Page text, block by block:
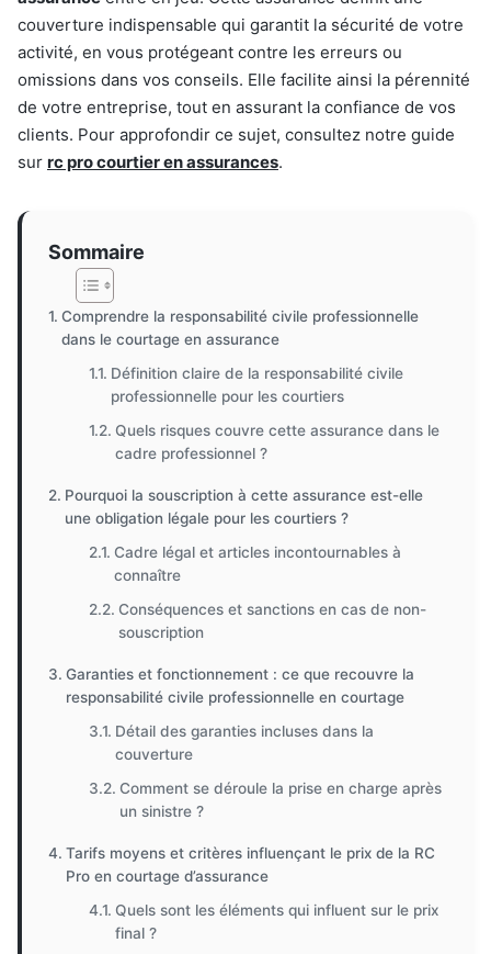
couverture indispensable qui garantit la sécurité de votre
activité, en vous protégeant contre les erreurs ou
omissions dans vos conseils. Elle facilite ainsi la pérennité
de votre entreprise, tout en assurant la confiance de vos
clients. Pour approfondir ce sujet, consultez notre guide
sur rc pro courtier en assurances.
Sommaire
Comprendre la responsabilité civile professionnelle
dans le courtage en assurance
Définition claire de la responsabilité civile
professionnelle pour les courtiers
Quels risques couvre cette assurance dans le
cadre professionnel ?
Pourquoi la souscription à cette assurance est-elle
une obligation légale pour les courtiers ?
Cadre légal et articles incontournables à
connaître
Conséquences et sanctions en cas de non-
souscription
Garanties et fonctionnement : ce que recouvre la
responsabilité civile professionnelle en courtage
Détail des garanties incluses dans la
couverture
Comment se déroule la prise en charge après
un sinistre ?
Tarifs moyens et critères influençant le prix de la RC
Pro en courtage d’assurance
Quels sont les éléments qui influent sur le prix
final ?